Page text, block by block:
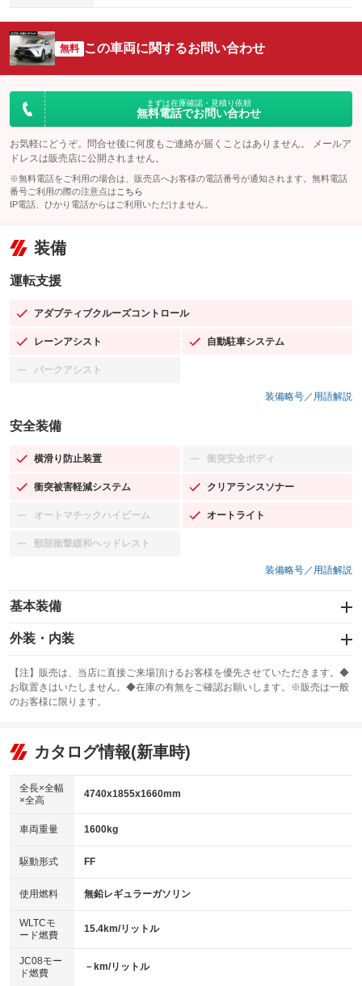
無料 この車両に関するお問い合わせ
まずは在庫確認・見積り依頼
無料電話でお問い合わせ
お気軽にどうぞ。問合せ後に何度もご連絡が届くことはありません。 メールア
ドレスは販売店に公開されません。
※無料電話をご利用の場合は、販売店へお客様の電話番号が通知されます。無料電話
番号ご利用の際の注意点は こちら
IP電話、ひかり電話からはご利用いただけません。
装備
運転支援
アダプティブクルーズコントロール
：装備あり
レーンアシスト
：装備あり 自動駐車システム
：装備あり
パークアシスト
：装備なし
装備略号／用語解説
安全装備
横滑り防止装置
：装備あり 衝突安全ボディ
：装備なし
衝突被害軽減システム
：装備あり クリアランスソナー
：装備あり
オートマチックハイビーム
：装備なし オートライト
：装備あり
頸部衝撃緩和ヘッドレスト
：装備なし
装備略号／用語解説
基本装備
エアバッグ：運転席/助手席/サイド
：装備あり
：装備なし
サンルーフ
：装備なし ABS
リフトアップ
：装備なし
：装備なし
パワーウィンドウ
アイドリングストップ
：装備なし
USB入力端子
：装備あり
100V電源
：装備あり
センターデフロック
：装備なし
電動格納ミラー
：装備あり
外装・内装
カーナビ：メモリーナビ他
：装備あり
TV：フルセグ
：装備あり
ビジュアル
：装備なし
：装備あり
革シート
キーレス
HID(キセノンライト)
：装備なし
バックカメラ
：装備あり
エアロ
：装備なし
：装備なし
パワーシート
【注】販売は、当店に直接ご来場頂けるお客様を優先させていただきます。◆
お取置きはいたしません。◆在庫の有無をご確認お願いします。※販売は一般
のお客様に限ります。
カタログ情報(新車時)
全長×全幅
×全高
4740x1855x1660mm
車両重量 1600kg
駆動形式 FF
使用燃料 無鉛レギュラーガソリン
WLTCモ
ード燃費
15.4km/リットル
JC08モー
ド燃費
－km/リットル